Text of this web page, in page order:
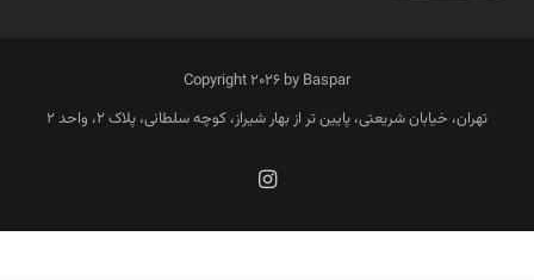
Copyright 2026 by Baspar
تهران، خیابان شریعتی، پایین تر از بهار شیراز، کوچه سلطانی، پلاک 2، واحد 2